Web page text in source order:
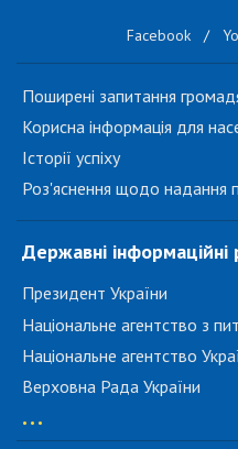
Facebook /
Поширені запитання
Корисна інформація для
Історії успіху
Роз'яснення щодо надання
Державні інформаційні
Президент України
Національне агентство з
Національне агентство
Верховна Рада України
...